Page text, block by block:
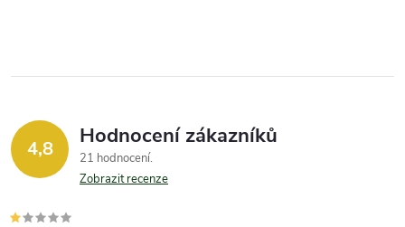
4,8 Hodnocení zákazníků
21 hodnocení
Zobrazit recenze